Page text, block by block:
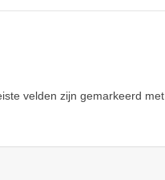
velden zijn gemarkeerd met